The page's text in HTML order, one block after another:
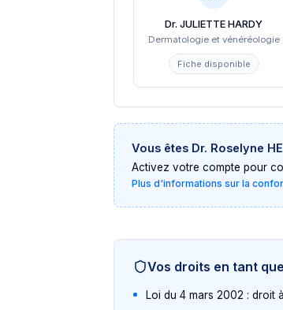
Dr. JULIETTE HARDY
Dermatologie et vénéréologie
Fiche disponible
Vous êtes Dr. Roselyne
Activez votre compte pour
Plus d'informations sur la
Vos droits en tant
Loi du 4 mars 2002 : droit